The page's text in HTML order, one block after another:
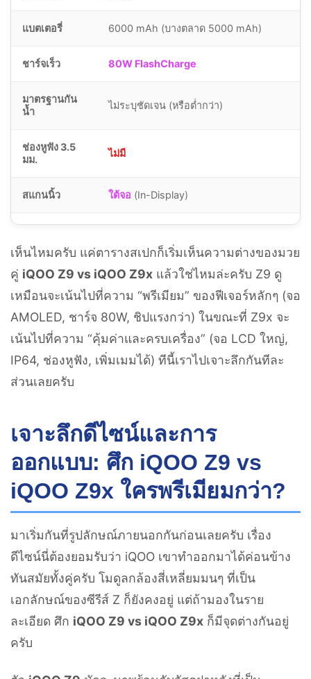
แบตเตอรี่ 6000 mAh (บางตลาด 5000 mAh)
ชาร์จเร็ว 80W FlashCharge
มาตรฐานกัน
น้ำ
ไม่ระบุชัดเจน (หรือต่ำกว่า)
ช่องหูฟัง 3.5
มม.
ไม่มี
สแกนนิ้ว ใต้จอ (In-Display)
เห็นไหมครับ แค่ตารางสเปกก็เริ่มเห็นความต่างของมวย
คู่ iQOO Z9 vs iQOO Z9x แล้วใช่ไหมล่ะครับ Z9 ดู
เหมือนจะเน้นไปที่ความ “พรีเมียม” ของฟีเจอร์หลักๆ (จอ
AMOLED, ชาร์จ 80W, ชิปแรงกว่า) ในขณะที่ Z9x จะ
เน้นไปที่ความ “คุ้มค่าและครบเครื่อง” (จอ LCD ใหญ่,
IP64, ช่องหูฟัง, เพิ่มเมมได้) ทีนี้เราไปเจาะลึกกันทีละ
ส่วนเลยครับ
เจาะลึกดีไซน์และการ
ออกแบบ: ศึก iQOO Z9 vs
iQOO Z9x ใครพรีเมียมกว่า?
มาเริ่มกันที่รูปลักษณ์ภายนอกกันก่อนเลยครับ เรื่อง
ดีไซน์นี่ต้องยอมรับว่า iQOO เขาทำออกมาได้ค่อนข้าง
ทันสมัยทั้งคู่ครับ โมดูลกล้องสี่เหลี่ยมมนๆ ที่เป็น
เอกลักษณ์ของซีรีส์ Z ก็ยังคงอยู่ แต่ถ้ามองในราย
ละเอียด ศึก iQOO Z9 vs iQOO Z9x ก็มีจุดต่างกันอยู่
ครับ